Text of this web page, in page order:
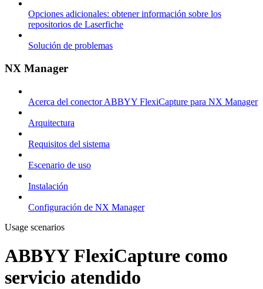
Opciones adicionales: obtener información sobre los
repositorios de Laserfiche
Solución de problemas
NX Manager
Acerca del conector ABBYY FlexiCapture para NX Manager
Arquitectura
Requisitos del sistema
Escenario de uso
Instalación
Configuración de NX Manager
Usage scenarios
ABBYY FlexiCapture como
servicio atendido